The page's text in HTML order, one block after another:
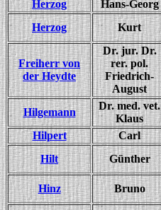
Herzog
Hans-Georg
Herzog
Kurt
Freiherr von
der Heydte
Dr. jur. Dr.
rer. pol.
Friedrich-
August
Hilgemann
Dr. med. vet.
Klaus
Hilpert
Carl
Hilt
Günther
Hinz Bruno